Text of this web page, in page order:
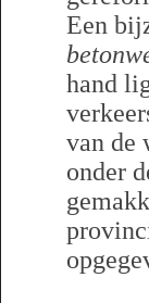
Een
hand
van de
onder